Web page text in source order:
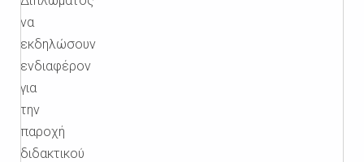
να
εκδηλώσουν
ενδιαφέρον
για
την
παροχή
διδακτικού